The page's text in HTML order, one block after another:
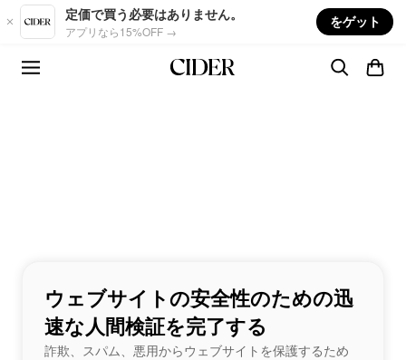
Skip to main content
定価で買う必要はありません。
アプリなら15%OFF →
をゲット
ウェブサイトの安全性のための迅
速な人間検証を完了する
詐欺、スパム、悪用からウェブサイトを保護するため